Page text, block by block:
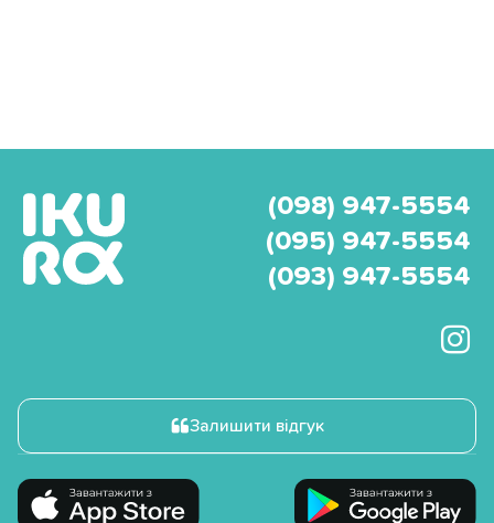
(098) 947-5554
(095) 947-5554
(093) 947-5554
Залишити відгук